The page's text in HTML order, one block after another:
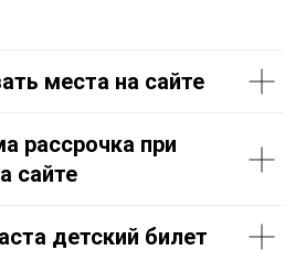
места на сайте
рассрочка при
сайте
детский билет